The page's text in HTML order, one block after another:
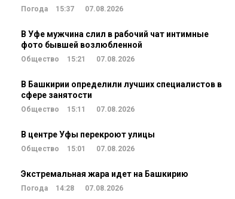
Погода 15:37 07.08.2026
В Уфе мужчина слил в рабочий чат интимные
фото бывшей возлюбленной
Общество 15:21 07.08.2026
В Башкирии определили лучших специалистов в
сфере занятости
Общество 15:11 07.08.2026
В центре Уфы перекроют улицы
Общество 15:01 07.08.2026
Экстремальная жара идет на Башкирию
Погода 14:28 07.08.2026